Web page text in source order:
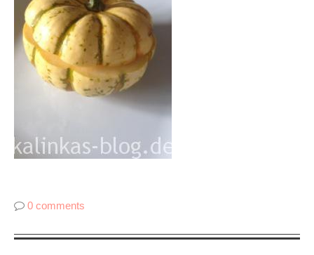
0 comments